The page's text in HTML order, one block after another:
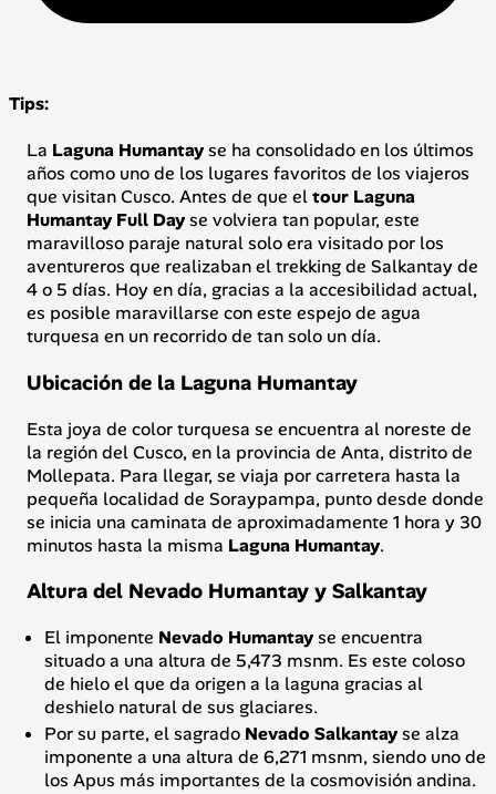
Tips:
La Laguna Humantayse ha consolidado en los últimos
años como uno de los lugares favoritos de los viajeros
que visitan Cusco. Antes de que eltour Laguna
Humantay Full Dayse volviera tan popular, este
maravilloso paraje natural solo era visitado por los
aventureros que realizaban el trekking de Salkantay de
4 o 5 días. Hoy en día, gracias a la accesibilidad actual,
es posible maravillarse con este espejo de agua
turquesa en un recorrido de tan solo un día.
Ubicación de la Laguna Humantay
Esta joya de color turquesa se encuentra al noreste de
la región del Cusco, en la provincia de Anta, distrito de
Mollepata. Para llegar, se viaja por carretera hasta la
pequeña localidad de Soraypampa, punto desde donde
se inicia una caminata de aproximadamente 1 hora y 30
minutos hasta la misma Laguna Humantay.
Altura del Nevado Humantay y Salkantay
El imponente Nevado Humantayse encuentra
situado a una altura de 5,473 msnm. Es este coloso
de hielo el que da origen a la laguna gracias al
deshielo natural de sus glaciares.
Por su parte, el sagrado Nevado Salkantayse alza
imponente a una altura de 6,271 msnm, siendo uno de
los Apus más importantes de la cosmovisión andina.